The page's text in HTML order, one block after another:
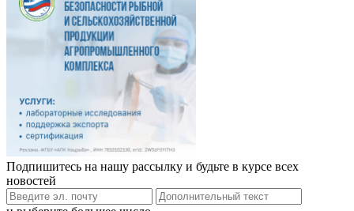
Подпишитесь на нашу рассылку и будьте в курсе всех
новостей